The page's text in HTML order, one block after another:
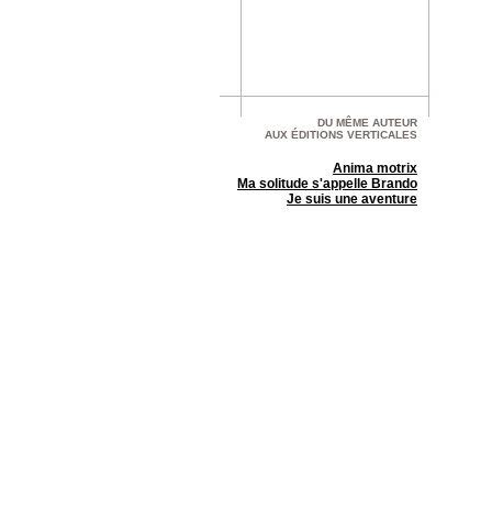
DU MÊME AUTEUR
AUX ÉDITIONS VERTICALES
Anima motrix
Ma solitude s'appelle Brando
Je suis une aventure